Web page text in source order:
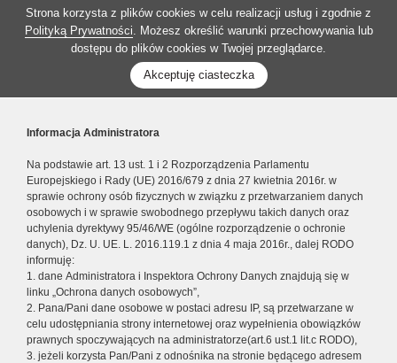
Strona korzysta z plików cookies w celu realizacji usług i zgodnie z
Polityką Prywatności. Możesz określić warunki przechowywania lub
dostępu do plików cookies w Twojej przeglądarce.
Akceptuję ciasteczka
Informacja Administratora
Na podstawie art. 13 ust. 1 i 2 Rozporządzenia Parlamentu
Europejskiego i Rady (UE) 2016/679 z dnia 27 kwietnia 2016r. w
sprawie ochrony osób fizycznych w związku z przetwarzaniem danych
osobowych i w sprawie swobodnego przepływu takich danych oraz
uchylenia dyrektywy 95/46/WE (ogólne rozporządzenie o ochronie
danych), Dz. U. UE. L. 2016.119.1 z dnia 4 maja 2016r., dalej RODO
informuję:
1. dane Administratora i Inspektora Ochrony Danych znajdują się w
linku „Ochrona danych osobowych”,
2. Pana/Pani dane osobowe w postaci adresu IP, są przetwarzane w
celu udostępniania strony internetowej oraz wypełnienia obowiązków
prawnych spoczywających na administratorze(art.6 ust.1 lit.c RODO),
3. jeżeli korzysta Pan/Pani z odnośnika na stronie będącego adresem